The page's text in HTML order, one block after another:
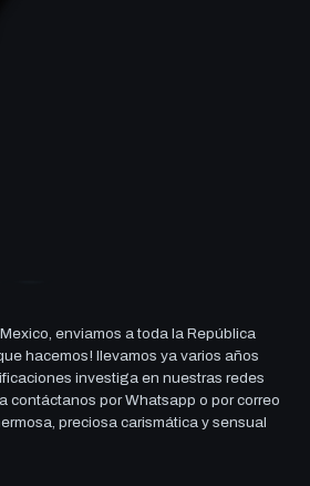
enviamos a toda la República
hacemos! llevamos ya varios años
investiga en nuestras redes
contáctanos por Whatsapp o por correo
preciosa carismática y sensual